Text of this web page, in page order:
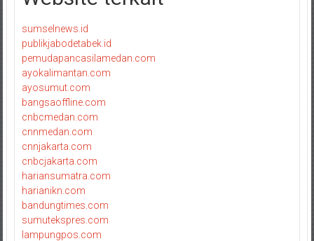
sumselnews.id
publikjabodetabek.id
pemudapancasilamedan.com
ayokalimantan.com
ayosumut.com
bangsaoffline.com
cnbcmedan.com
cnnmedan.com
cnnjakarta.com
cnbcjakarta.com
hariansumatra.com
harianikn.com
bandungtimes.com
sumutekspres.com
lampungpos.com